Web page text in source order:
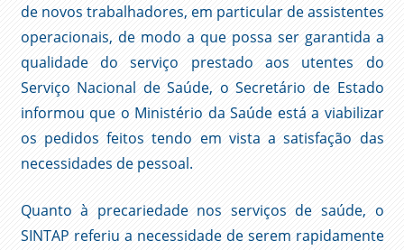
de novos trabalhadores, em particular de assistentes
operacionais, de modo a que possa ser garantida a
qualidade do serviço prestado aos utentes do
Serviço Nacional de Saúde, o Secretário de Estado
informou que o Ministério da Saúde está a viabilizar
os pedidos feitos tendo em vista a satisfação das
necessidades de pessoal.
Quanto à precariedade nos serviços de saúde, o
SINTAP referiu a necessidade de serem rapidamente